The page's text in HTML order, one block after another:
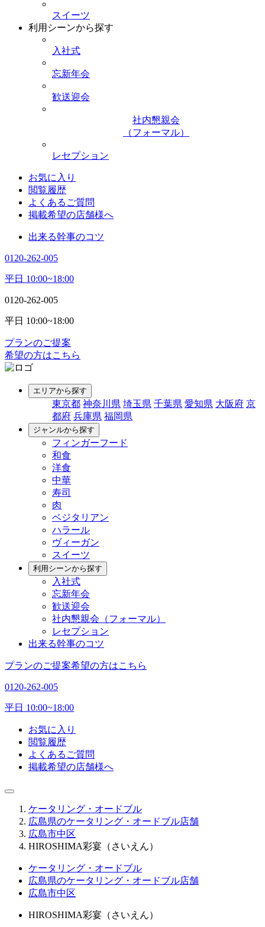
スイーツ
利用シーンから探す
入社式
忘新年会
歓送迎会
社内懇親会
（フォーマル）
レセプション
お気に入り
閲覧履歴
よくあるご質問
掲載希望の店舗様へ
出来る幹事のコツ
0120-262-005
平日 10:00~18:00
0120-262-005
平日 10:00~18:00
プランのご提案
希望の方はこちら
エリアから探す
東京都 神奈川県 埼玉県 千葉県 愛知県 大阪府 京
都府 兵庫県 福岡県
ジャンルから探す
フィンガーフード
和食
洋食
中華
寿司
肉
ベジタリアン
ハラール
ヴィーガン
スイーツ
利用シーンから探す
入社式
忘新年会
歓送迎会
社内懇親会（フォーマル）
レセプション
出来る幹事のコツ
プランのご提案希望の方はこちら
0120-262-005
平日 10:00~18:00
お気に入り
閲覧履歴
よくあるご質問
掲載希望の店舗様へ
ケータリング・オードブル
広島県のケータリング・オードブル店舗
広島市中区
HIROSHIMA彩宴（さいえん）
ケータリング・オードブル
広島県のケータリング・オードブル店舗
広島市中区
HIROSHIMA彩宴（さいえん）